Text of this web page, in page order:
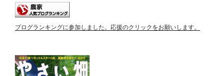
ブログランキングに参加しました。応援のクリックをお願いします。